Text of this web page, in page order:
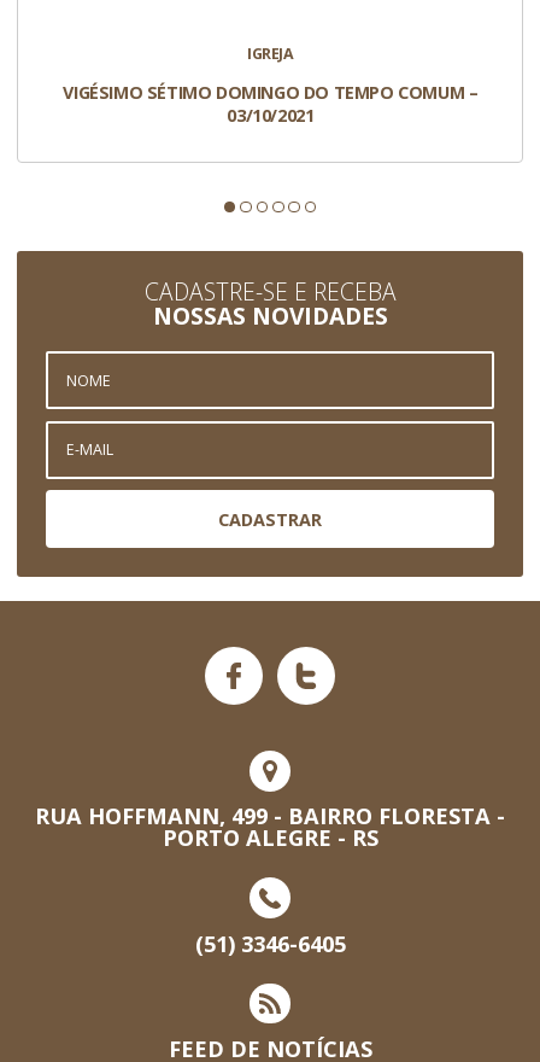
IGREJA
VIGÉSIMO SÉTIMO DOMINGO DO TEMPO COMUM –
03/10/2021
CADASTRE-SE E RECEBA
NOSSAS NOVIDADES
CADASTRAR
RUA HOFFMANN, 499 - BAIRRO FLORESTA -
PORTO ALEGRE - RS
(51) 3346-6405
FEED DE NOTÍCIAS